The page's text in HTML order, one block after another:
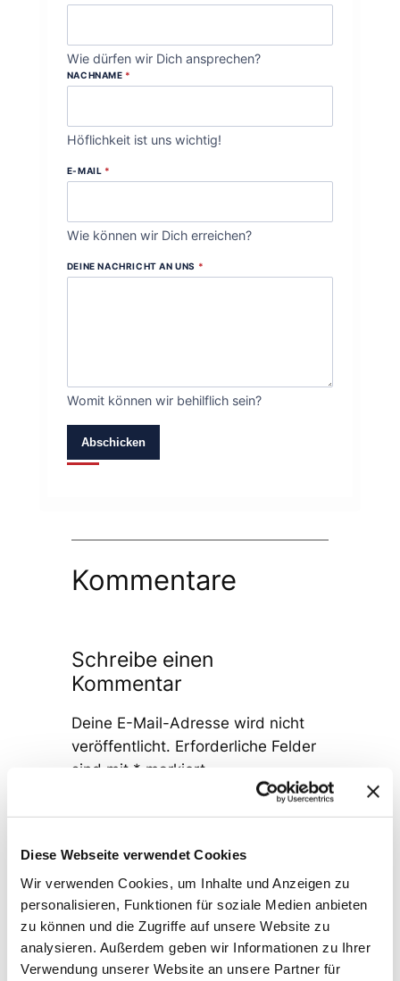
Diese Webseite verwendet Cookies
Wir verwenden Cookies, um Inhalte und Anzeigen zu
personalisieren, Funktionen für soziale Medien anbieten
zu können und die Zugriffe auf unsere Website zu
analysieren. Außerdem geben wir Informationen zu Ihrer
Verwendung unserer Website an unsere Partner für
Wie dürfen wir Dich ansprechen?
NACHNAME *
Höflichkeit ist uns wichtig!
E-MAIL *
Wie können wir Dich erreichen?
DEINE NACHRICHT AN UNS *
Womit können wir behilflich sein?
Abschicken
Kommentare
Schreibe einen
Kommentar
Deine E-Mail-Adresse wird nicht
veröffentlicht. Erforderliche Felder
sind mit * markiert
Name*